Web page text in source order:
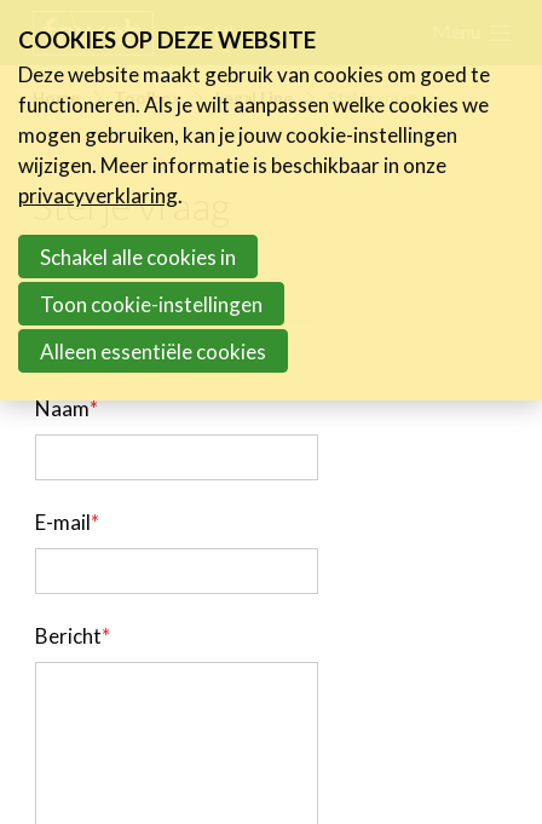
links
Jump
to
navigation
to
main
content
FR NL
Home Toolbox Legal Line Stel je vraag
Stel je vraag
Voornaam *
Naam*
E-mail*
Bericht*
Nieuws
Activiteiten
Expertise
Toolbox
Kenniscentrum
eXperience Labs
Legal Line
HR Line
COOKIES OP DEZE WEBSITE
Deze website maakt gebruik van cookies om goed te
functioneren. Als je wilt aanpassen welke cookies we
mogen gebruiken, kan je jouw cookie-instellingen
wijzigen. Meer informatie is beschikbaar in onze
privacyverklaring.
Schakel alle cookies in
Toon cookie-instellingen
Alleen essentiële cookies